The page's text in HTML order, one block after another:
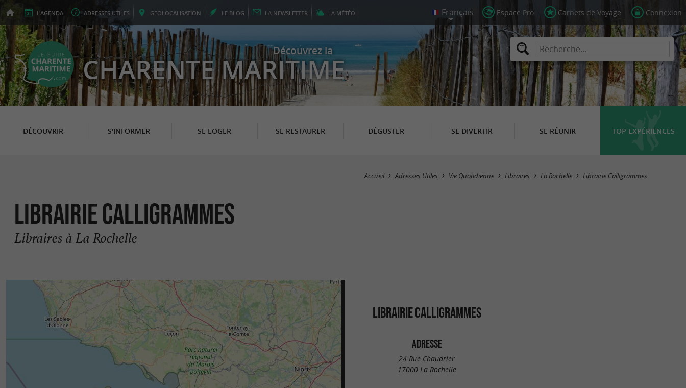
L'AGENDA ADRESSES UTILES GEOLOCALISATION LE BLOG LA NEWSLETTER LA MÉTÉO Espace Pro Carnets de Voyage Connexion
Découvrez la
CHARENTE MARITIME
DÉCOUVRIR S'INFORMER SE LOGER SE RESTAURER DÉGUSTER SE DIVERTIR SE RÉUNIR TOP EXPÉRIENCES
Accueil Adresses Utiles Vie Quotidienne Libraires La Rochelle Librairie Calligrammes
Librairie Calligrammes
Libraires à La Rochelle
LIBRAIRIE CALLIGRAMMES
ADRESSE
24 Rue Chaudrier
17000 La Rochelle